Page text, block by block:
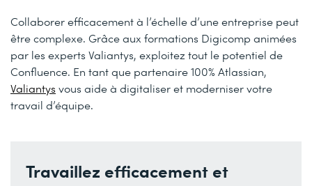
Collaborer efficacement à l’échelle d’une entreprise peut
être complexe. Grâce aux formations Digicomp animées
par les experts Valiantys, exploitez tout le potentiel de
Confluence. En tant que partenaire 100% Atlassian,
Valiantys vous aide à digitaliser et moderniser votre
travail d’équipe.
Travaillez efficacement et